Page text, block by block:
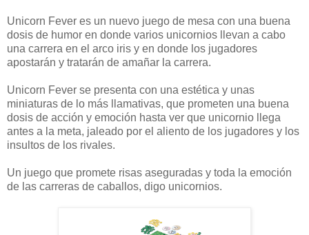
Unicorn Fever es un nuevo juego de mesa con una buena
dosis de humor en donde varios unicornios llevan a cabo
una carrera en el arco iris y en donde los jugadores
apostarán y tratarán de amañar la carrera.
Unicorn Fever se presenta con una estética y unas
miniaturas de lo más llamativas, que prometen una buena
dosis de acción y emoción hasta ver que unicornio llega
antes a la meta, jaleado por el aliento de los jugadores y los
insultos de los rivales.
Un juego que promete risas aseguradas y toda la emoción
de las carreras de caballos, digo unicornios.